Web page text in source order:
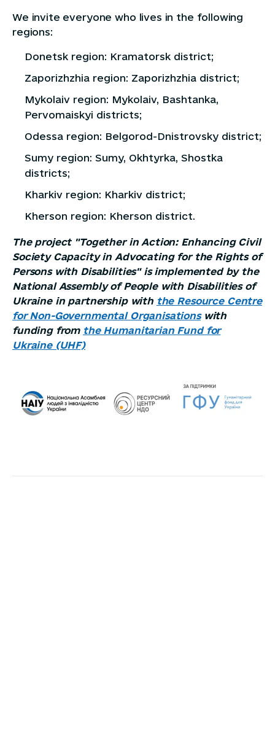
We invite everyone who lives in the following
regions:
Donetsk region: Kramatorsk district;
Zaporizhzhia region: Zaporizhzhia district;
Mykolaiv region: Mykolaiv, Bashtanka,
Pervomaiskyi districts;
Odessa region: Belgorod-Dnistrovsky district;
Sumy region: Sumy, Okhtyrka, Shostka
districts;
Kharkiv region: Kharkiv district;
Kherson region: Kherson district.
The project "Together in Action: Enhancing Civil
Society Capacity in Advocating for the Rights of
Persons with Disabilities" is implemented by the
National Assembly of People with Disabilities of
Ukraine in partnership with the Resource Centre
for Non-Governmental Organisations with
funding from the Humanitarian Fund for
Ukraine (UHF)